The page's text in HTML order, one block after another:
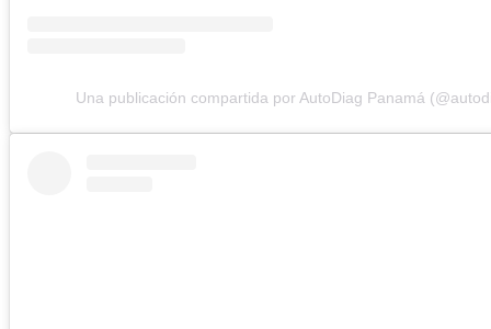
Una publicación compartida por AutoDiag Panamá